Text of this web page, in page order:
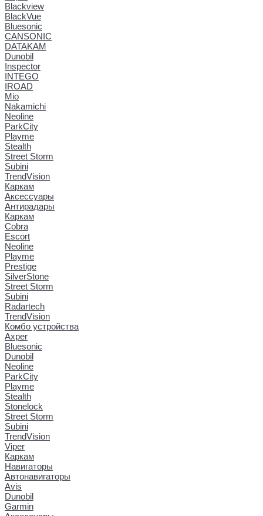
Blackview
BlackVue
Bluesonic
CANSONIC
DATAKAM
Dunobil
Inspector
INTEGO
IROAD
Mio
Nakamichi
Neoline
ParkCity
Playme
Stealth
Street Storm
Subini
TrendVision
Каркам
Аксессуары
Антирадары
Каркам
Cobra
Escort
Neoline
Playme
Prestige
SilverStone
Street Storm
Subini
Radartech
TrendVision
Комбо устройства
Axper
Bluesonic
Dunobil
Neoline
ParkCity
Playme
Stealth
Stonelock
Street Storm
Subini
TrendVision
Viper
Каркам
Навигаторы
Автонавигаторы
Avis
Dunobil
Garmin